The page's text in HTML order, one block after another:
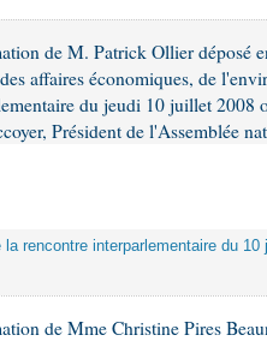
de M. Patrick Ollier déposé
affaires économiques, de
du jeudi 10 juillet 2008
Président de l'Assemblée
rencontre interparlementaire du
de Mme Christine Pires